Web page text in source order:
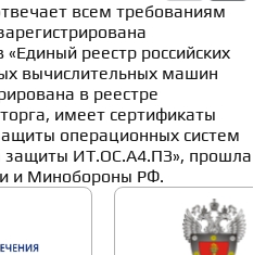
всем требованиям
«Единый реестр российских
вычислительных машин
в реестре
имеет сертификаты
операционных систем
защиты ИТ.ОС.А4.ПЗ», прошла
и Минобороны РФ.